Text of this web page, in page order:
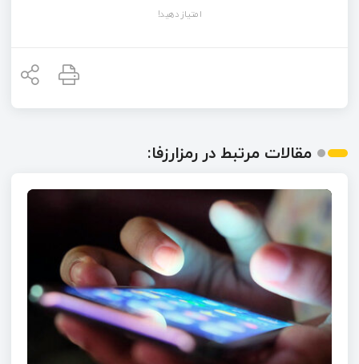
امتیاز دهید!
مقالات مرتبط در رمزارزفا: